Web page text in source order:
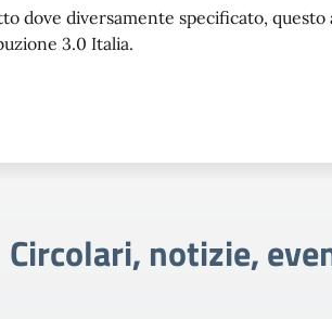
dove diversamente specificato,
3.0 Italia.
Circolari, notizie,